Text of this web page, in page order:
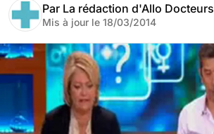
Par La rédaction d'Allo Docteurs
Mis à jour le 18/03/2014